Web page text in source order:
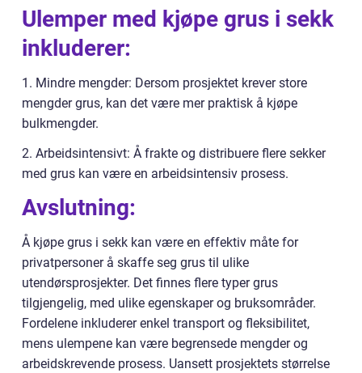
Ulemper med kjøpe grus i sekk
inkluderer:
1. Mindre mengder: Dersom prosjektet krever store
mengder grus, kan det være mer praktisk å kjøpe
bulkmengder.
2. Arbeidsintensivt: Å frakte og distribuere flere sekker
med grus kan være en arbeidsintensiv prosess.
Avslutning:
Å kjøpe grus i sekk kan være en effektiv måte for
privatpersoner å skaffe seg grus til ulike
utendørsprosjekter. Det finnes flere typer grus
tilgjengelig, med ulike egenskaper og bruksområder.
Fordelene inkluderer enkel transport og fleksibilitet,
mens ulempene kan være begrensede mengder og
arbeidskrevende prosess. Uansett prosjektets størrelse